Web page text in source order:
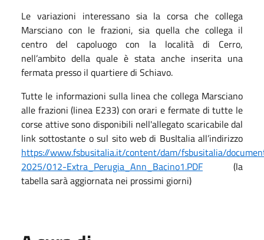
Le variazioni interessano sia la corsa che collega
Marsciano con le frazioni, sia quella che collega il
centro del capoluogo con la località di Cerro,
nell’ambito della quale è stata anche inserita una
fermata presso il quartiere di Schiavo.
Tutte le informazioni sulla linea che collega Marsciano
alle frazioni (linea E233) con orari e fermate di tutte le
corse attive sono disponibili nell'allegato scaricabile dal
link sottostante o sul sito web di BusItalia all’indirizzo
https://www.fsbusitalia.it/content/dam/fsbusitalia/
2025/012-Extra_Perugia_Ann_Bacino1.PDF (la
tabella sarà aggiornata nei prossimi giorni)